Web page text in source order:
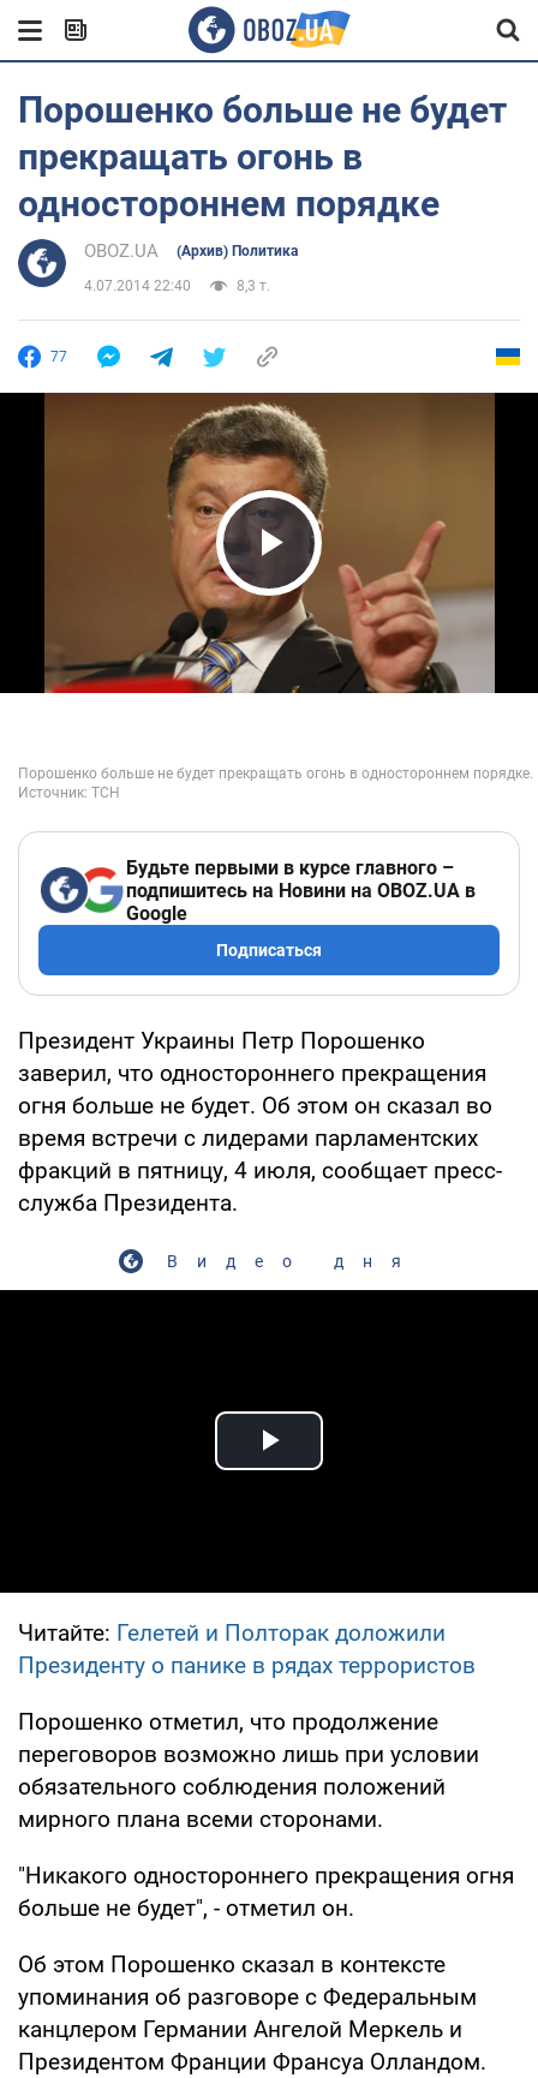
Порошенко больше не будет
прекращать огонь в
одностороннем порядке
OBOZ.UA (Архив) Политика
4.07.2014 22:40 8,3 т.
77
Play Video
Будьте первыми в курсе главного –
подпишитесь на Новини на OBOZ.UA в
Google
Подписаться
Президент Украины Петр Порошенко
заверил, что одностороннего прекращения
огня больше не будет. Об этом он сказал во
время встречи с лидерами парламентских
фракций в пятницу, 4 июля, сообщает пресс-
служба Президента.
Видео дня
Play Video
Читайте: Гелетей и Полторак доложили
Президенту о панике в рядах террористов
Порошенко отметил, что продолжение
переговоров возможно лишь при условии
обязательного соблюдения положений
мирного плана всеми сторонами.
"Никакого одностороннего прекращения огня
больше не будет", - отметил он.
Об этом Порошенко сказал в контексте
упоминания об разговоре с Федеральным
канцлером Германии Ангелой Меркель и
Президентом Франции Франсуа Олландом.